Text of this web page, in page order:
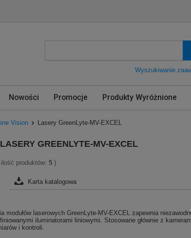
Wyszukiwanie
Nowości Promocje Produkty Wyróżnione
Vision Lasery GreenLyte-MV-EXCEL
LASERY GREENLYTE-MV-EXCEL
ilość produktów: 5 )
Karta katalogowa
modułów laserowych GreenLyte-MV-EXCEL zapewnia
iluminatorami liniowymi. Stosowane głównie z
i kontroli.